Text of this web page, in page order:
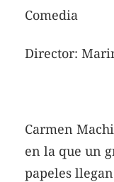
Comedia
Director:
Carmen
en la que un
papeles